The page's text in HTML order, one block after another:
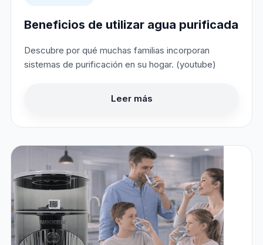
Beneficios de utilizar agua purificada
Descubre por qué muchas familias incorporan
sistemas de purificación en su hogar. (youtube)
Leer más